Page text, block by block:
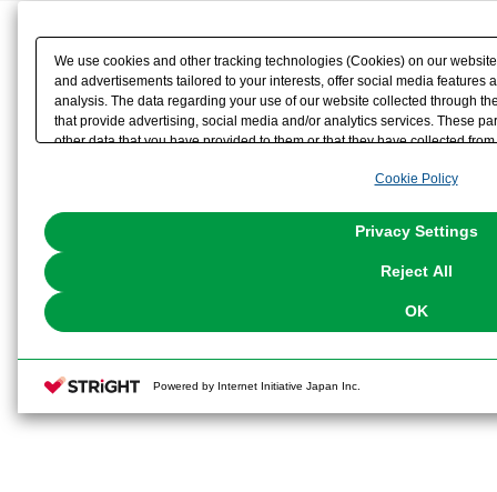
We use cookies and other tracking technologies (Cookies) on our
and advertisements tailored to your interests, offer social media features
analysis. The data regarding your use of our website collected through
that provide advertising, social media and/or analytics services. These
other data that you have provided to them or that they have collected
the use of all Cookies except for Strictly Necessary Cookies, please
You can change your consent or rejection settings at any time via
Cookie Policy
Privacy Settings
Reject All
OK
Powered by Internet Initiative Japan Inc.